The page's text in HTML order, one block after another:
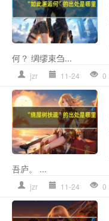
何？ 绸缪束刍...
jzr 11-24 0
吾庐。 ...
jzr 11-24 0